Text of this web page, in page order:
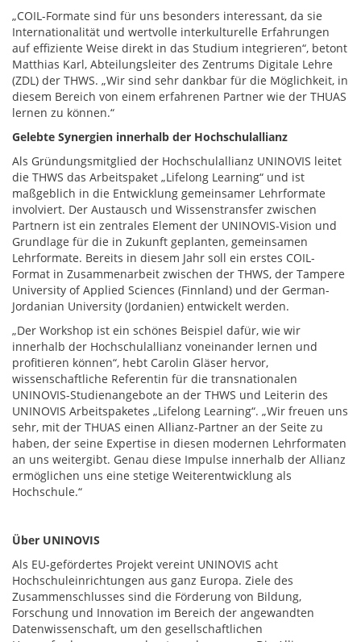
„COIL-Formate sind für uns besonders interessant, da sie
Internationalität und wertvolle interkulturelle Erfahrungen
auf effiziente Weise direkt in das Studium integrieren“, betont
Matthias Karl, Abteilungsleiter des Zentrums Digitale Lehre
(ZDL) der THWS. „Wir sind sehr dankbar für die Möglichkeit, in
diesem Bereich von einem erfahrenen Partner wie der THUAS
lernen zu können.“
Gelebte Synergien innerhalb der Hochschulallianz
Als Gründungsmitglied der Hochschulallianz UNINOVIS leitet
die THWS das Arbeitspaket „Lifelong Learning“ und ist
maßgeblich in die Entwicklung gemeinsamer Lehrformate
involviert. Der Austausch und Wissenstransfer zwischen
Partnern ist ein zentrales Element der UNINOVIS-Vision und
Grundlage für die in Zukunft geplanten, gemeinsamen
Lehrformate. Bereits in diesem Jahr soll ein erstes COIL-
Format in Zusammenarbeit zwischen der THWS, der Tampere
University of Applied Sciences (Finnland) und der German-
Jordanian University (Jordanien) entwickelt werden.
„Der Workshop ist ein schönes Beispiel dafür, wie wir
innerhalb der Hochschulallianz voneinander lernen und
profitieren können“, hebt Carolin Gläser hervor,
wissenschaftliche Referentin für die transnationalen
UNINOVIS-Studienangebote an der THWS und Leiterin des
UNINOVIS Arbeitspaketes „Lifelong Learning“. „Wir freuen uns
sehr, mit der THUAS einen Allianz-Partner an der Seite zu
haben, der seine Expertise in diesen modernen Lehrformaten
an uns weitergibt. Genau diese Impulse innerhalb der Allianz
ermöglichen uns eine stetige Weiterentwicklung als
Hochschule.“
Über UNINOVIS
Als EU-gefördertes Projekt vereint UNINOVIS acht
Hochschuleinrichtungen aus ganz Europa. Ziele des
Zusammenschlusses sind die Förderung von Bildung,
Forschung und Innovation im Bereich der angewandten
Datenwissenschaft, um den gesellschaftlichen